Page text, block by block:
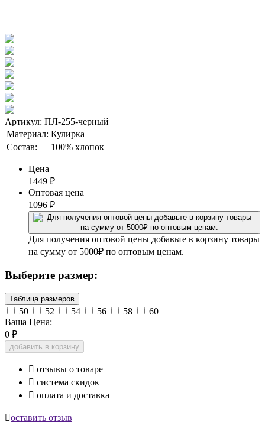
Артикул: ПЛ-255-черный
Материал: Кулирка
Состав:
100% хлопок
Цена
1449 ₽
Оптовая цена
1096 ₽
Для получения оптовой цены добавьте в корзину товары
на сумму от 5000₽ по оптовым ценам.
Выберите размер:
Таблица размеров
50 52 54 56 58
60
Ваша Цена:
0 ₽
добавить в корзину
 отзывы о товаре
 система скидок
 оплата и доставка
оставить отзыв